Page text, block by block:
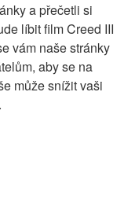
a přečetli si
líbit film Creed III
vám naše stránky
aby se na
může snížit vaši